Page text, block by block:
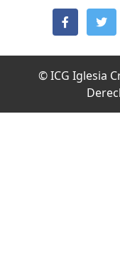
© ICG Iglesia